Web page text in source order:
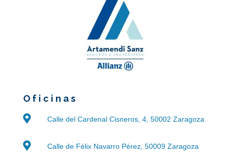
Oficinas

Calle del Cardenal Cisneros, 4, 50002 Zaragoza
 Calle de Félix Navarro Pérez, 50009 Zaragoza